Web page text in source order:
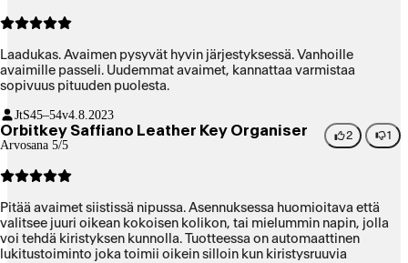
Laadukas. Avaimen pysyvät hyvin järjestyksessä. Vanhoille
avaimille passeli. Uudemmat avaimet, kannattaa varmistaa
sopivuus pituuden puolesta.
JtS45–54v4.8.2023
Orbitkey Saffiano Leather Key Organiser
Arvosana 5/5
2 1
Pitää avaimet siistissä nipussa. Asennuksessa huomioitava että
valitsee juuri oikean kokoisen kolikon, tai mielummin napin, jolla
voi tehdä kiristyksen kunnolla. Tuotteessa on automaattinen
lukitustoiminto joka toimii oikein silloin kun kiristysruuvia